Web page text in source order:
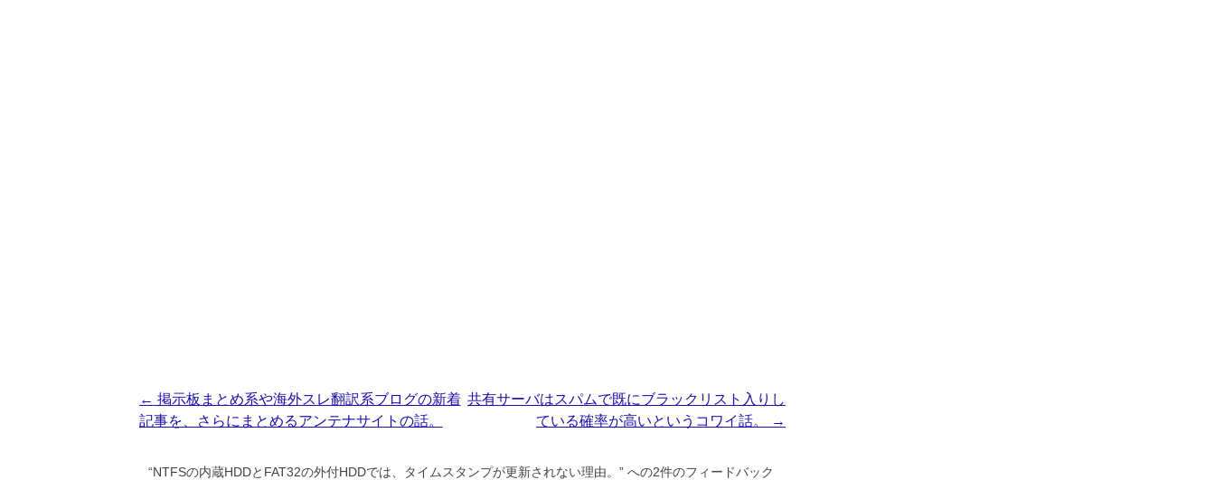
投
稿
← 掲示板まとめ系や海外スレ翻訳系ブログの新着
記事を、さらにまとめるアンテナサイトの話。
共有サーバはスパムで既にブラックリスト入りし
ている確率が高いというコワイ話。
→
“NTFSの内蔵HDDとFAT32の外付HDDでは、タイムスタンプが更新されない理由。 ” への2件のフィードバック